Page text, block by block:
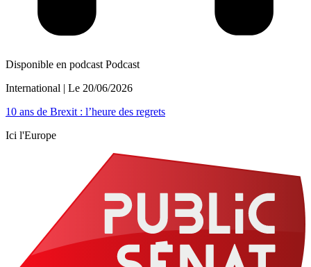
Disponible en podcast Podcast
International | Le 20/06/2026
10 ans de Brexit : l’heure des regrets
Ici l'Europe